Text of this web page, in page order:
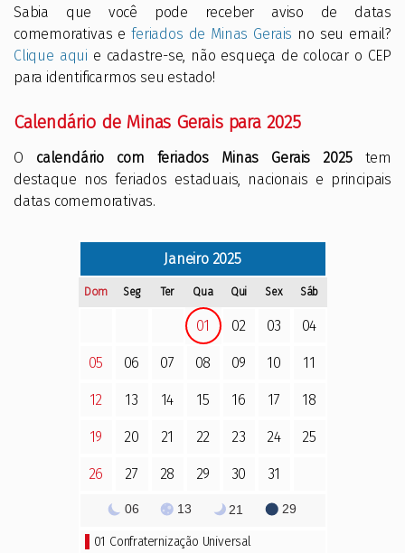
Sabia que você pode receber aviso de datas
comemorativas eferiados de Minas Gerais no seu email?
Clique aqui e cadastre-se, não esqueça de colocar o CEP
para identificarmos seu estado!
Calendário de Minas Gerais para 2025
O calendário com feriados Minas Gerais 2025tem
destaque nos feriados estaduais, nacionais e principais
datas comemorativas.
Janeiro2025
Dom Seg Ter Qua Qui Sex Sáb
01 02 03 04
05 06 07 08 09 10 11
12 13 14 15 16 17 18
19 20 21 22 23 24 25
26 27 28 29 30 31
06 13 21 29
01 Confraternização Universal